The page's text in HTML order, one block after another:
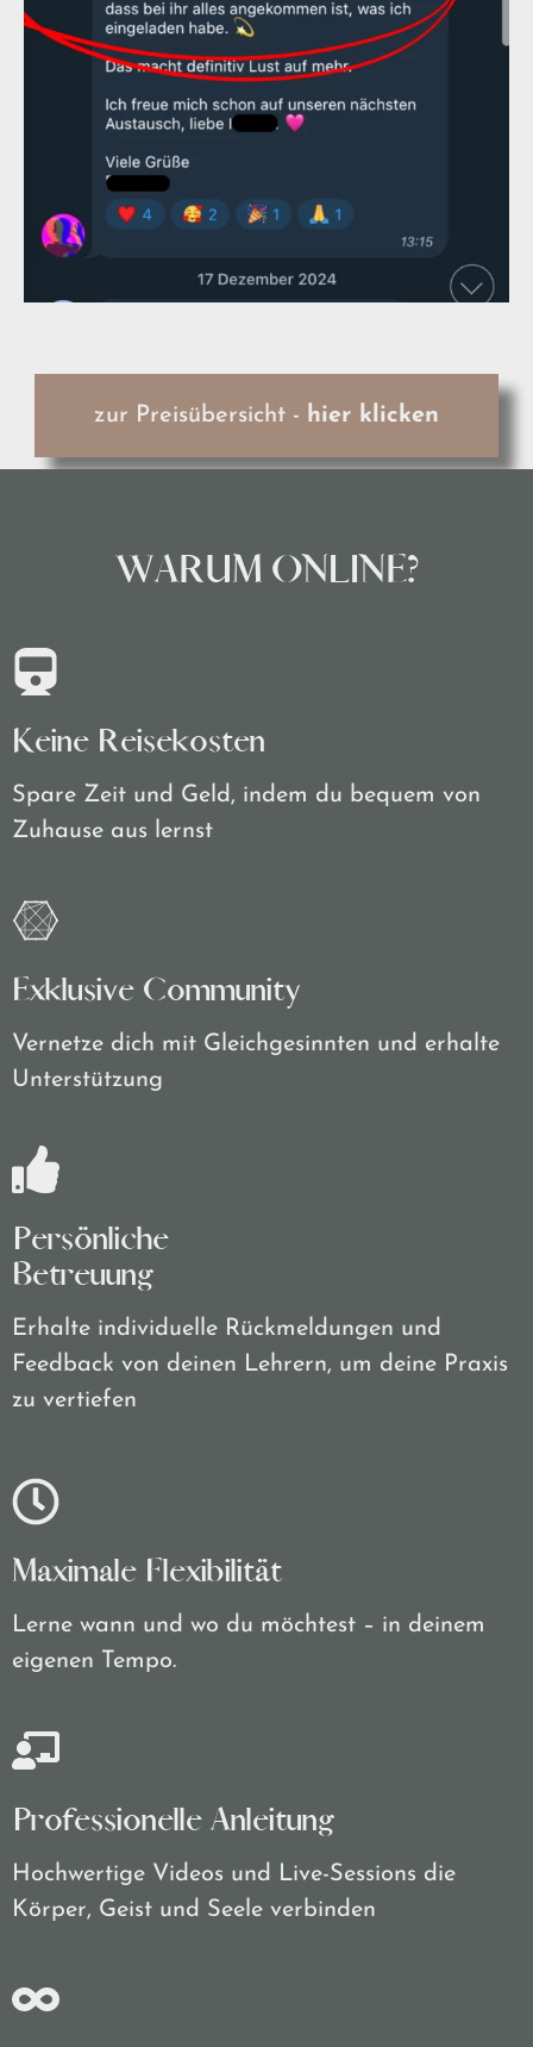
zur Preisübersicht - hier klicken
WARUM ONLINE?
Keine Reisekosten
Spare Zeit und Geld, indem du bequem von
Zuhause aus lernst
Exklusive Community
Vernetze dich mit Gleichgesinnten und erhalte
Unterstützung
Persönliche
Betreuung
Erhalte individuelle Rückmeldungen und
Feedback von deinen Lehrern, um deine Praxis
zu vertiefen
Maximale Flexibilität
Lerne wann und wo du möchtest – in deinem
eigenen Tempo.
Professionelle Anleitung
Hochwertige Videos und Live-Sessions die
Körper, Geist und Seele verbinden